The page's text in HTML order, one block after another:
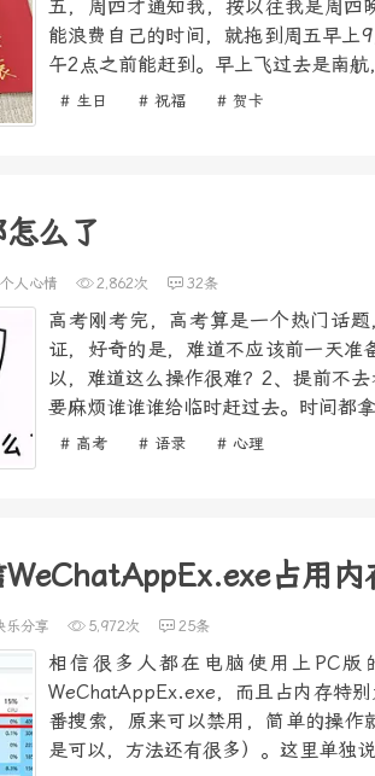
五，周四才通知我，按以往我是周四
能浪费自己的时间，就拖到周五早上
午2点之前能赶到。早上飞过去是南
# 生日 # 祝福 # 贺卡
么了
个人心情 2,862次 32条
高考刚考完，高考算是一个热门话
证，好奇的是，难道不应该前一天准
以，难道这么操作很难？2、提前不
要麻烦谁谁谁给临时赶过去。时间都
# 高考 # 语录 # 心理
占用
乐分享 5,972次 25条
相信很多人都在电脑使用上PC
WeChatAppEx.exe，而且占内存特
番搜索，原来可以禁用，简单的操
是可以，方法还有很多）。这里单独